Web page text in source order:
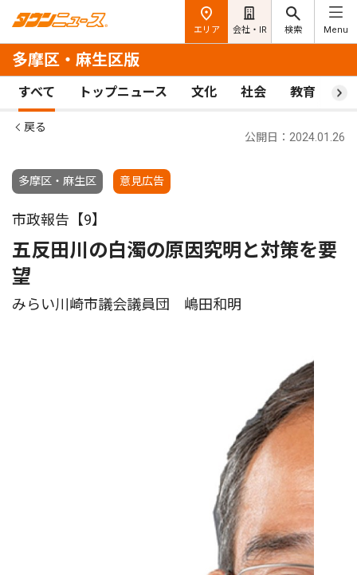
エリア 会社・IR 検索 Menu
多摩区・麻生区版
すべて トップニュース 文化 社会 教育 ス
戻る
多摩区・麻生区 意見広告
公開日：2024.01.26
市政報告【9】
五反田川の白濁の原因究明と対策を要
望
みらい川崎市議会議員団 嶋田和明